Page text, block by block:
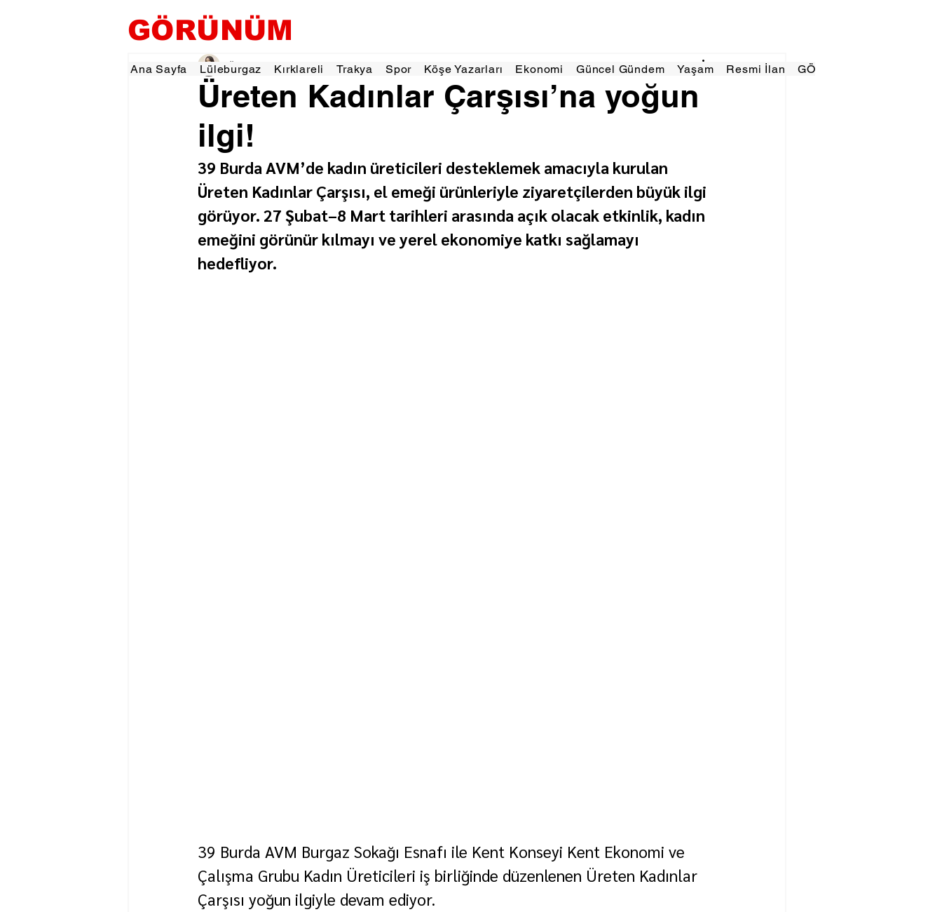
GÖRÜNÜM
Ana Sayfa Lüleburgaz Kırklareli Trakya Spor Köşe Yazarları Ekonomi Güncel Gündem Yaşam Resmi İlan GÖRÜNÜMTV
Üreten Kadınlar Çarşısı’na yoğun
ilgi!
Özlem KARAKOYUN 3 Mar1 dakikada okunur
39 Burda AVM’de kadın üreticileri desteklemek amacıyla kurulan
Üreten Kadınlar Çarşısı, el emeği ürünleriyle ziyaretçilerden büyük ilgi
görüyor. 27 Şubat–8 Mart tarihleri arasında açık olacak etkinlik, kadın
emeğini görünür kılmayı ve yerel ekonomiye katkı sağlamayı
hedefliyor.
39 Burda AVM Burgaz Sokağı Esnafı ile Kent Konseyi Kent Ekonomi ve
Çalışma Grubu Kadın Üreticileri iş birliğinde düzenlenen Üreten Kadınlar
Çarşısı yoğun ilgiyle devam ediyor.